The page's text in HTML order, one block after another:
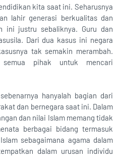
kita saat ini. Seharusnya
lahir generasi berkualitas dan
ini justru sebaliknya. Guru dan
Dari dua kasus ini negara
tak semakin merambah.
pihak untuk mencari
hanyalah bagian dari
dan bernegara saat ini. Dalam
dan nilai Islam memang tidak
berbagai bidang termasuk
sebagaimana agama dalam
dalam urusan individu